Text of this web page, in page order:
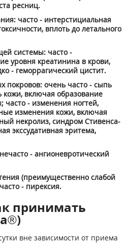
ресниц.
часто - интерстициальная
вплоть до летального
системы: часто -
уровня креатинина в крови,
- геморрагический цистит.
покровов: очень часто - сыпь
кожи, включая образование
- изменения ногтей,
изменения кожи, включая
некролиз, синдром Стивенса-
экссудативная эритема,
- ангионевротический
(преимущественно слабой
- пирексия.
принимать
вне зависимости от приема